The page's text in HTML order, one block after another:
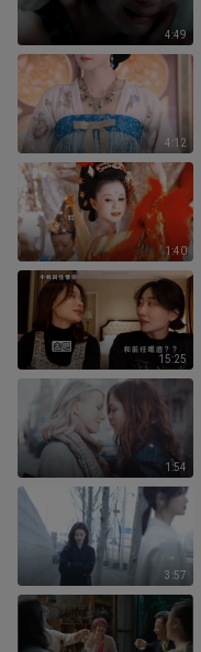
4:49
4:12
1:40
15:25
1:54
3:57